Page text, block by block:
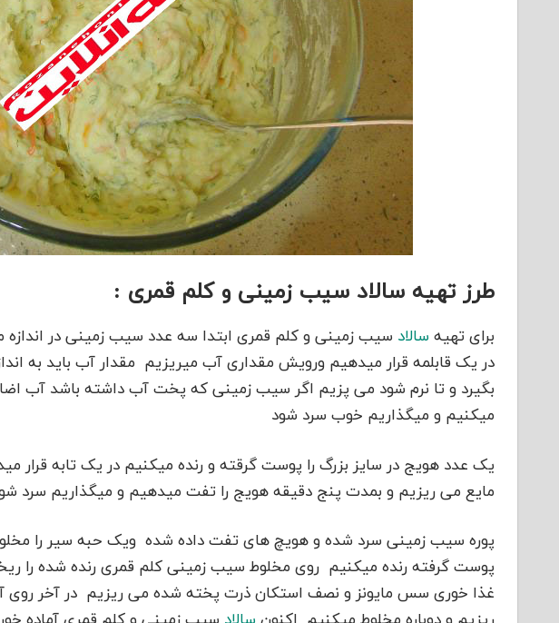
طرز تهیه سالاد سیب زمینی و کلم قمری :
برای تهیه سالاد سیب زمینی و کلم قمری ابتدا سه عدد سیب زمینی در
در یک قابلمه قرار میدهیم ورویش مقداری آب میریزیم مقدار آب باید به
بگیرد و تا نرم شود می پزیم اگر سیب زمینی که پخت آب داشته باشد آب
میکنیم و میگذاریم خوب سرد شود
یک عدد هویج در سایز بزرگ را پوست گرقته و رنده میکنیم در یک تابه
مایع می ریزیم و بمدت پنج دقیقه هویج را تفت میدهیم و میگذاریم سرد
پوره سیب زمینی سرد شده و هویچ های تفت داده شده ویک حبه سیر را
پوست گرفته رنده میکنیم روی مخلوط سیب زمینی کلم قمری رنده شده را
غذا خوری سس مایونز و نصف استکان ذرت پخته شده می ریزیم در آخر روی